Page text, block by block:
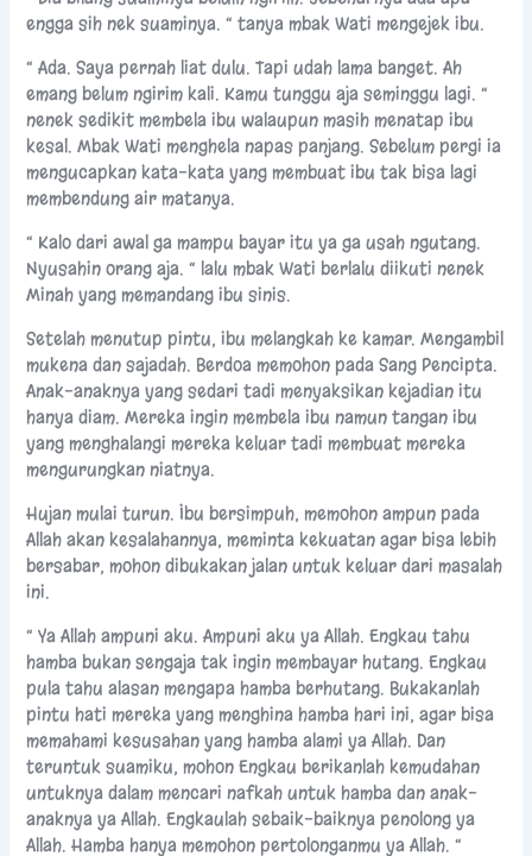
engga sih nek suaminya. “ tanya mbak Wati mengejek ibu.
“ Ada. Saya pernah liat dulu. Tapi udah lama banget. Ah
emang belum ngirim kali. Kamu tunggu aja seminggu lagi. “
nenek sedikit membela ibu walaupun masih menatap ibu
kesal. Mbak Wati menghela napas panjang. Sebelum pergi ia
mengucapkan kata-kata yang membuat ibu tak bisa lagi
membendung air matanya.
“ Kalo dari awal ga mampu bayar itu ya ga usah ngutang.
Nyusahin orang aja. “ lalu mbak Wati berlalu diikuti nenek
Minah yang memandang ibu sinis.
Setelah menutup pintu, ibu melangkah ke kamar. Mengambil
mukena dan sajadah. Berdoa memohon pada Sang Pencipta.
Anak-anaknya yang sedari tadi menyaksikan kejadian itu
hanya diam. Mereka ingin membela ibu namun tangan ibu
yang menghalangi mereka keluar tadi membuat mereka
mengurungkan niatnya.
Hujan mulai turun. Ibu bersimpuh, memohon ampun pada
Allah akan kesalahannya, meminta kekuatan agar bisa lebih
bersabar, mohon dibukakan jalan untuk keluar dari masalah
ini.
“ Ya Allah ampuni aku. Ampuni aku ya Allah. Engkau tahu
hamba bukan sengaja tak ingin membayar hutang. Engkau
pula tahu alasan mengapa hamba berhutang. Bukakanlah
pintu hati mereka yang menghina hamba hari ini, agar bisa
memahami kesusahan yang hamba alami ya Allah. Dan
teruntuk suamiku, mohon Engkau berikanlah kemudahan
untuknya dalam mencari nafkah untuk hamba dan anak-
anaknya ya Allah. Engkaulah sebaik-baiknya penolong ya
Allah. Hamba hanya memohon pertolonganmu ya Allah. “